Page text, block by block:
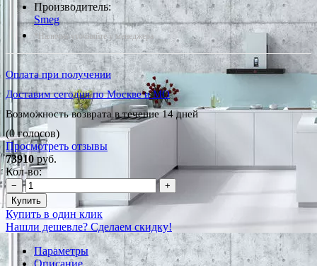
Производитель:
Smeg
*Наличие уточняйте у менеджера
Оплата при получении
Доставим сегодня по Москве и МО
Возможность возврата в течение 14 дней
(0 голосов)
Просмотреть отзывы
73910руб.
Кол-во:
−
+
Купить
Купить в один клик
Нашли дешевле? Сделаем скидку!
Параметры
Описание